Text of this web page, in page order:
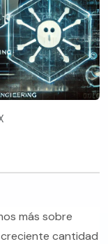
más sobre
cantidad